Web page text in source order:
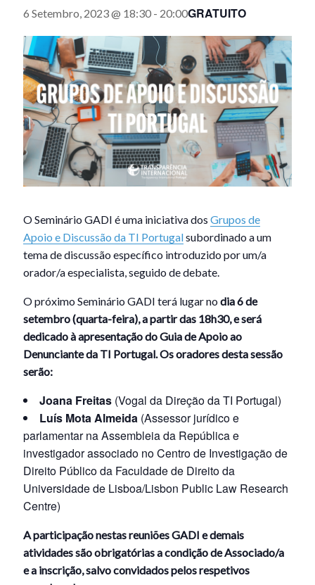
6 Setembro, 2023 @ 18:30 - 20:00GRATUITO
O Seminário GADI é uma iniciativa dosGrupos de
Apoio e Discussão da TI Portugalsubordinado a um
tema de discussão específico introduzido por um/a
orador/a especialista, seguido de debate.
O próximo Seminário GADI terá lugar nodia 6 de
setembro (quarta-feira), a partir das 18h30, eserá
dedicado à apresentação doGuia de Apoio ao
Denunciante da TI Portugal. Os oradores desta sessão
serão:
Joana Freitas (Vogal da Direção da TI Portugal)
Luís Mota Almeida (Assessor jurídico e
parlamentar na Assembleia da República e
investigador associado no Centro de Investigação de
Direito Público da Faculdade de Direito da
Universidade de Lisboa/Lisbon Public Law Research
Centre)
A participação nestas reuniões GADI e demais
atividades são obrigatórias a condição de Associado/a
e a inscrição, salvo convidados pelos respetivos